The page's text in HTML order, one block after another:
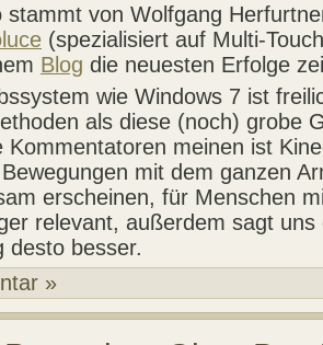
stammt von Wolfgang
(spezialisiert auf Multi-
Blog die neuesten Erfolge
wie Windows 7 ist
als diese (noch) grobe
Kommentatoren meinen ist
mit dem ganzen
erscheinen, für Menschen
relevant, außerdem sagt
desto besser.
»